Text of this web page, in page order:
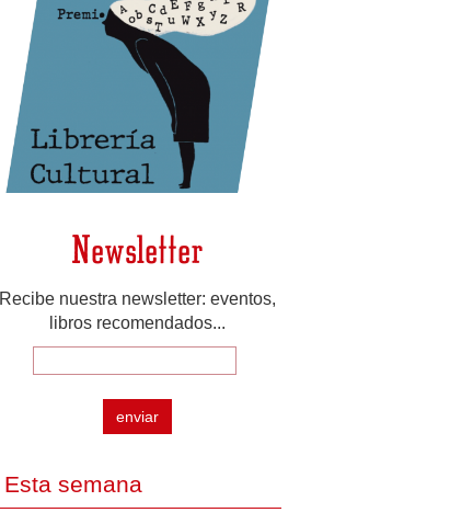
Newsletter
Recibe nuestra newsletter: eventos,
libros recomendados...
enviar
Esta semana